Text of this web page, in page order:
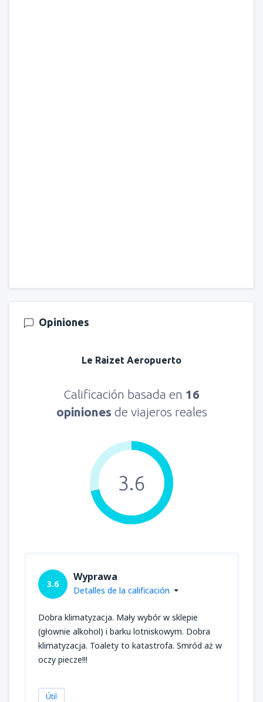
Opiniones
Le Raizet Aeropuerto
Calificación basada en 16
opiniones de viajeros reales
3.6
3.6
Wyprawa
Detalles de la calificación
Dobra klimatyzacja. Mały wybór w sklepie
(głownie alkohol) i barku lotniskowym. Dobra
klimatyzacja. Toalety to katastrofa. Smród aż w
oczy piecze!!!
Útil